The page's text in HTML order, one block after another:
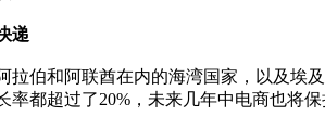
递
拉伯和阿联酋在内的海湾国家，以及埃
率都超过了20%，未来几年中电商也将